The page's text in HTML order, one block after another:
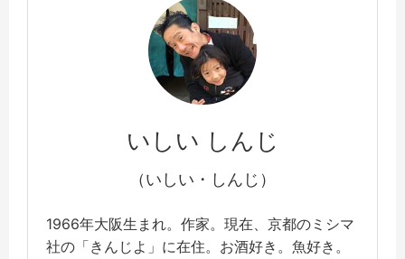
いしい しんじ
（いしい・しんじ）
1966年大阪生まれ。作家。現在、京都のミシマ
社の「きんじよ」に在住。お酒好き。魚好き。